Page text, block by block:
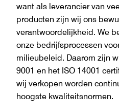
want als leverancier van
producten zijn wij ons
verantwoordelijkheid. We
onze bedrijfsprocessen
milieubeleid. Daarom zijn
9001 en het ISO 14001
wij verkopen worden
hoogste kwaliteitsnormen.